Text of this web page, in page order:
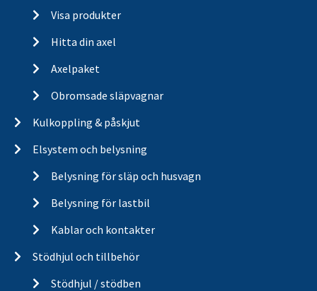
Visa produkter
Hitta din axel
Axelpaket
Obromsade släpvagnar
Kulkoppling & påskjut
Elsystem och belysning
Belysning för släp och husvagn
Belysning för lastbil
Kablar och kontakter
Stödhjul och tillbehör
Stödhjul / stödben